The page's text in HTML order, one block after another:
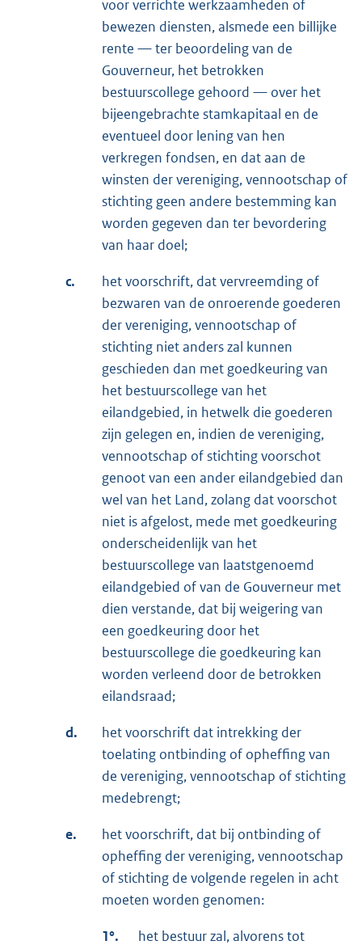
voor verrichte werkzaamheden of
bewezen diensten, alsmede een billijke
rente — ter beoordeling van de
Gouverneur, het betrokken
bestuurscollege gehoord — over het
bijeengebrachte stamkapitaal en de
eventueel door lening van hen
verkregen fondsen, en dat aan de
winsten der vereniging, vennootschap of
stichting geen andere bestemming kan
worden gegeven dan ter bevordering
van haar doel;
c.
het voorschrift, dat vervreemding of
bezwaren van de onroerende goederen
der vereniging, vennootschap of
stichting niet anders zal kunnen
geschieden dan met goedkeuring van
het bestuurscollege van het
eilandgebied, in hetwelk die goederen
zijn gelegen en, indien de vereniging,
vennootschap of stichting voorschot
genoot van een ander eilandgebied dan
wel van het Land, zolang dat voorschot
niet is afgelost, mede met goedkeuring
onderscheidenlijk van het
bestuurscollege van laatstgenoemd
eilandgebied of van de Gouverneur met
dien verstande, dat bij weigering van
een goedkeuring door het
bestuurscollege die goedkeuring kan
worden verleend door de betrokken
eilandsraad;
d.
het voorschrift dat intrekking der
toelating ontbinding of opheffing van
de vereniging, vennootschap of stichting
medebrengt;
e.
het voorschrift, dat bij ontbinding of
opheffing der vereniging, vennootschap
of stichting de volgende regelen in acht
moeten worden genomen:
1°.
het bestuur zal, alvorens tot